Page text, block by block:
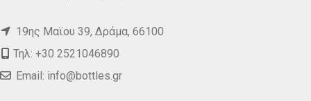
19ης Μαϊου 39, Δράμα, 66100
Τηλ: +30 2521046890
Email: info@bottles.gr